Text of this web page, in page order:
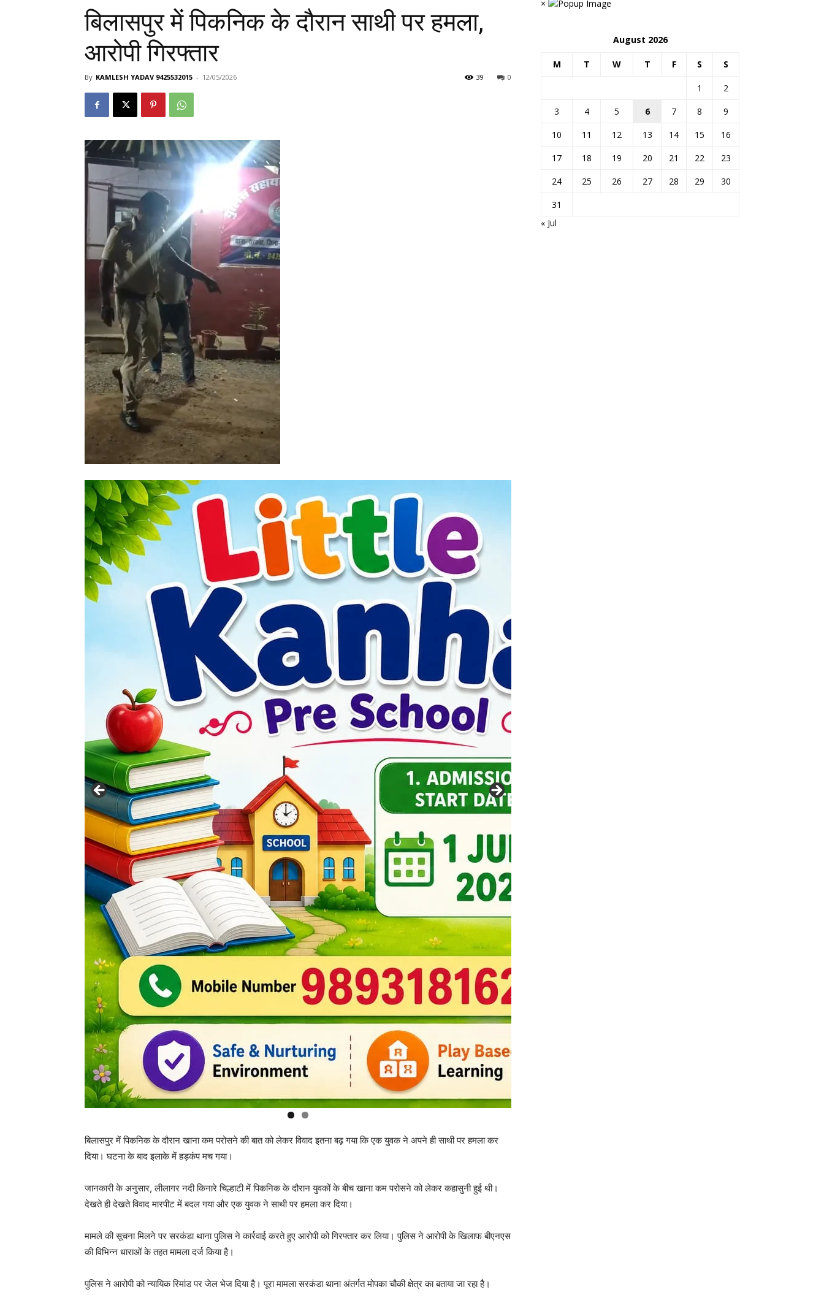
बिलासपुर में पिकनिक के दौरान साथी पर हमला,
आरोपी गिरफ्तार
By KAMLESH YADAV 9425532015 - 12/05/2026 0
39
बिलासपुर में पिकनिक के दौरान खाना कम परोसने की बात को लेकर विवाद इतना बढ़ गया कि एक युवक ने अपने ही साथी पर हमला कर
दिया। घटना के बाद इलाके में हड़कंप मच गया।
जानकारी के अनुसार, लीलागर नदी किनारे चिल्हाटी में पिकनिक के दौरान युवकों के बीच खाना कम परोसने को लेकर कहासुनी हुई थी।
देखते ही देखते विवाद मारपीट में बदल गया और एक युवक ने साथी पर हमला कर दिया।
मामले की सूचना मिलने पर सरकंडा थाना पुलिस ने कार्रवाई करते हुए आरोपी को गिरफ्तार कर लिया। पुलिस ने आरोपी के खिलाफ बीएनएस
की विभिन्न धाराओं के तहत मामला दर्ज किया है।
पुलिस ने आरोपी को न्यायिक रिमांड पर जेल भेज दिया है। पूरा मामला सरकंडा थाना अंतर्गत मोपका चौकी क्षेत्र का बताया जा रहा है।
×
August 2026
M T W T F S S
1
2
3
4 5 6 7 8
9
10
11 12 13 14 15
16
17
18 19 20 21 22
23
24
25 26 27 28 29
30
31
« Jul